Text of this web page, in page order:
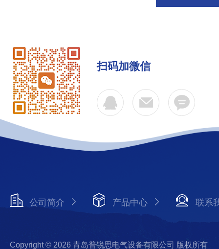
扫码加微信
公司简介 产品中心 联系
Copyright © 2026 青岛普锐思电气设备有限公司 版权所有